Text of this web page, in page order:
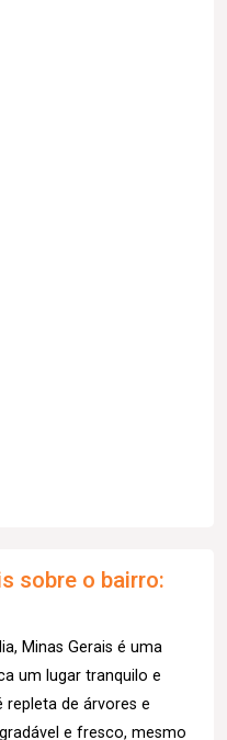
sobre o bairro:
Minas Gerais é uma
um lugar tranquilo e
repleta de árvores e
e fresco, mesmo